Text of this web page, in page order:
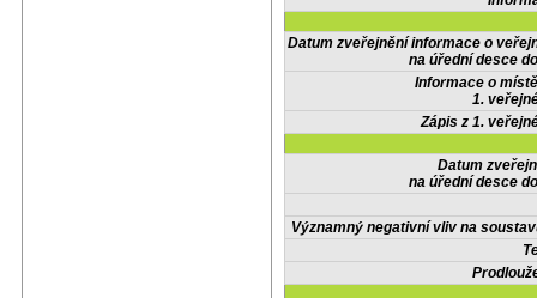
Datum zveřejnění informace o
na úřední desce
Informace o
1.
Zápis z 1.
Datum
na úřední desce
Významný negativní vliv na